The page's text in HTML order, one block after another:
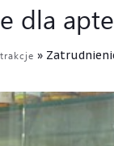
dla
»